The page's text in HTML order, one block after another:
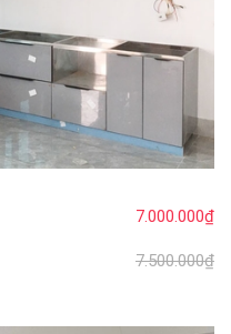
7.000.000₫
7.500.000₫